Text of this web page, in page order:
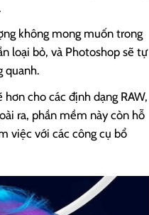
không mong muốn trong
loại bỏ, và Photoshop sẽ tự
quanh.
cho các định dạng RAW,
ra, phần mềm này còn hỗ
việc với các công cụ bổ